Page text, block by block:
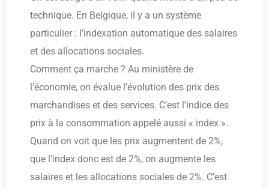
technique. En Belgique, il y a un système
particulier : l’indexation automatique des salaires
et des allocations sociales.
Comment ça marche ? Au ministère de
l’économie, on évalue l’évolution des prix des
marchandises et des services. C’est l’indice des
prix à la consommation appelé aussi « index ».
Quand on voit que les prix augmentent de 2%,
que l’index donc est de 2%, on augmente les
salaires et les allocations sociales de 2%. C’est